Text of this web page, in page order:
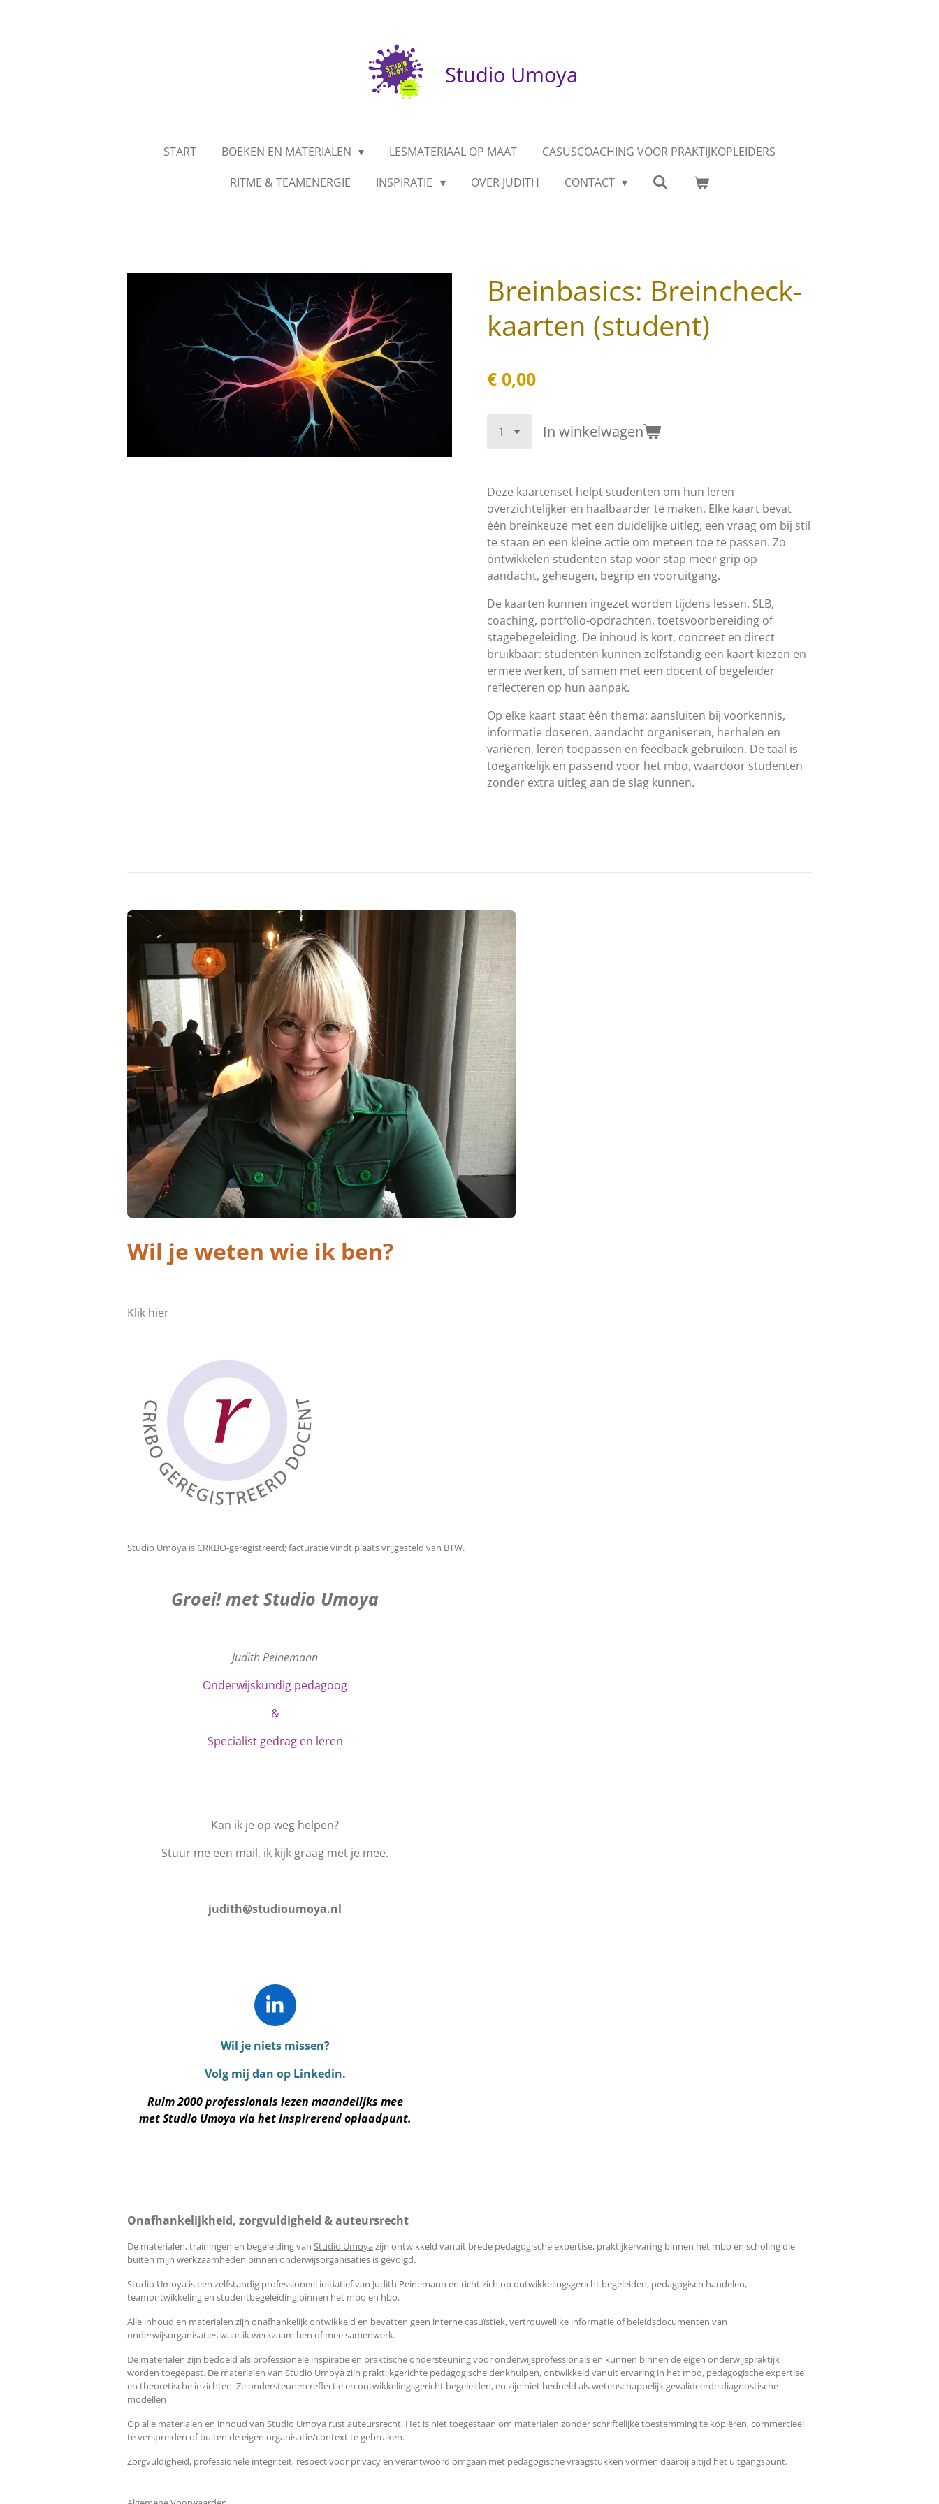
Studio Umoya
START BOEKEN EN MATERIALEN LESMATERIAAL OP MAAT
CASUSCOACHING VOOR PRAKTIJKOPLEIDERS
RITME & TEAMENERGIE
INSPIRATIE OVER JUDITH CONTACT
Breinbasics: Breincheck-
kaarten (student)
€ 0,00
In winkelwagen
Deze kaartenset helpt studenten om hun leren
overzichtelijker en haalbaarder te maken. Elke kaart bevat
één breinkeuze met een duidelijke uitleg, een vraag om bij stil
te staan en een kleine actie om meteen toe te passen. Zo
ontwikkelen studenten stap voor stap meer grip op
aandacht, geheugen, begrip en vooruitgang.
De kaarten kunnen ingezet worden tijdens lessen, SLB,
coaching, portfolio-opdrachten, toetsvoorbereiding of
stagebegeleiding. De inhoud is kort, concreet en direct
bruikbaar: studenten kunnen zelfstandig een kaart kiezen en
ermee werken, of samen met een docent of begeleider
reflecteren op hun aanpak.
Op elke kaart staat één thema: aansluiten bij voorkennis,
informatie doseren, aandacht organiseren, herhalen en
variëren, leren toepassen en feedback gebruiken. De taal is
toegankelijk en passend voor het mbo, waardoor studenten
zonder extra uitleg aan de slag kunnen.
Wil je weten wie ik ben?
Klik hier
Studio Umoya is CRKBO-geregistreerd; facturatie vindt plaats vrijgesteld van BTW.
Groei! met Studio Umoya
Judith Peinemann
Onderwijskundig pedagoog
&
Specialist gedrag en leren
Kan ik je op weg helpen?
Stuur me een mail, ik kijk graag met je mee.
judith@studioumoya.nl
L
i
n
k
e
d
Wil je niets missen?
Volg mij dan op Linkedin.
Ruim 2000 professionals lezen maandelijks mee
metStudio Umoya via het inspirerend oplaadpunt.
Onafhankelijkheid, zorgvuldigheid & auteursrecht
De materialen, trainingen en begeleiding van Studio Umoya zijn ontwikkeld vanuit brede pedagogische expertise, praktijkervaring binnen het mbo en scholing die
buiten mijn werkzaamheden binnen onderwijsorganisaties is gevolgd.
Studio Umoya is een zelfstandig professioneel initiatief van Judith Peinemann en richt zich op ontwikkelingsgericht begeleiden, pedagogisch handelen,
teamontwikkeling en studentbegeleiding binnen het mbo en hbo.
Alle inhoud en materialen zijn onafhankelijk ontwikkeld en bevatten geen interne casuïstiek, vertrouwelijke informatie of beleidsdocumenten van
onderwijsorganisaties waar ik werkzaam ben of mee samenwerk.
De materialen zijn bedoeld als professionele inspiratie en praktische ondersteuning voor onderwijsprofessionals en kunnen binnen de eigen onderwijspraktijk
worden toegepast. De materialen van Studio Umoya zijn praktijkgerichte pedagogische denkhulpen, ontwikkeld vanuit ervaring in het mbo, pedagogische expertise
en theoretische inzichten. Ze ondersteunen reflectie en ontwikkelingsgericht begeleiden, en zijn niet bedoeld als wetenschappelijk gevalideerde diagnostische
modellen
Op alle materialen en inhoud van Studio Umoya rust auteursrecht. Het is niet toegestaan om materialen zonder schriftelijke toestemming te kopiëren, commercieel
te verspreiden of buiten de eigen organisatie/context te gebruiken.
Zorgvuldigheid, professionele integriteit, respect voor privacy en verantwoord omgaan met pedagogische vraagstukken vormen daarbij altijd het uitgangspunt.